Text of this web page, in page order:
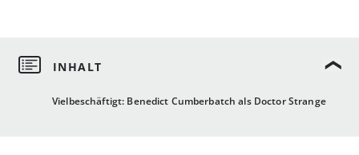
Vielbeschäftigt: Benedict Cumberbatch als Doctor Strange